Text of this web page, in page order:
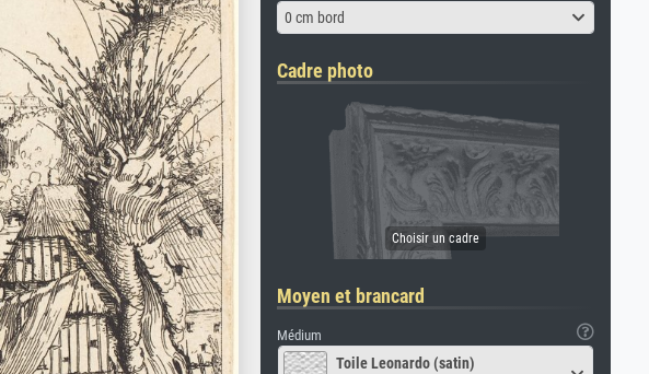
0 cm bord
Cadre photo
Moyen et brancard
Médium
Toile Leonardo (satin)